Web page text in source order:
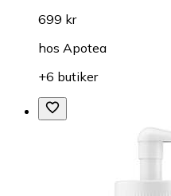
699 kr
hos Apotea
+6 butiker